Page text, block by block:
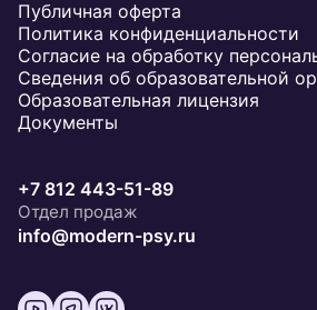
Публичная оферта
Политика конфиденциальности
Согласие на обработку
Сведения об образовательной
Образовательная лицензия
Документы
+7 812 443-51-89
Отдел продаж
info@modern-psy.ru